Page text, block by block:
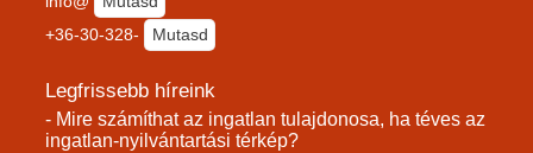
+36-30-328-
Mutasd
Legfrissebb híreink
- Mire számíthat az ingatlan tulajdonosa, ha téves az
ingatlan-nyilvántartási térkép?